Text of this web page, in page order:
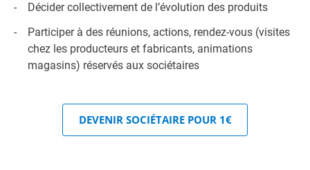
Décider collectivement de l’évolution des produits
Participer à des réunions, actions, rendez-vous (visites
chez les producteurs et fabricants, animations
magasins) réservés aux sociétaires
DEVENIR SOCIÉTAIRE POUR 1€